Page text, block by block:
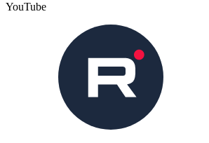
YouTube